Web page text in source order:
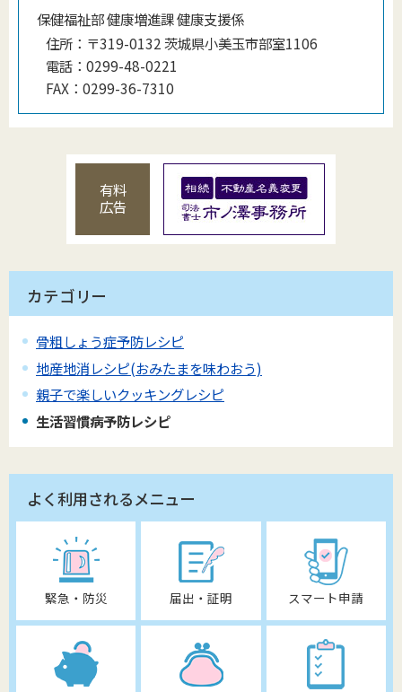
保健福祉部 健康増進課 健康支援係
住所： 〒319-0132 茨城県小美玉市部室1106
電話： 0299-48-0221
FAX： 0299-36-7310
有料
広告
カテゴリー
骨粗しょう症予防レシピ
地産地消レシピ(おみたまを味わおう)
親子で楽しいクッキングレシピ
生活習慣病予防レシピ
よく利用されるメニュー
緊急・防災 届出・証明 スマート申請